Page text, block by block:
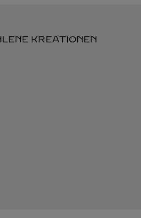
KREATIONEN